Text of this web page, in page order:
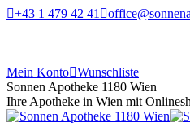
+43 1 479 42 41
Mein Konto Wunschliste
Sonnen Apotheke 1180 Wien
Ihre Apotheke in Wien mit